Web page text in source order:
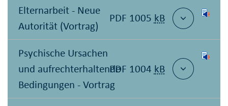
Elternarbeit - Neue
Autorität (Vortrag)
PDF 1005 kB
Psychische Ursachen
und aufrechterhaltende
Bedingungen - Vortrag
PDF 1004 kB